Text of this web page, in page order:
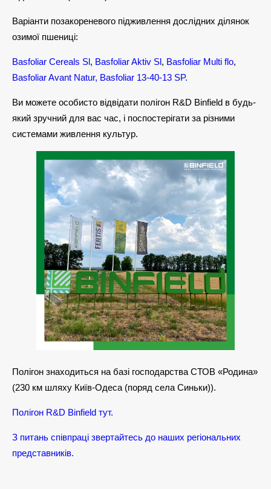
Варіанти позакореневого підживлення дослідних ділянок
озимої пшениці:
Basfoliar Cereals Sl, Basfoliar Aktiv Sl, Basfoliar Multi flo,
Basfoliar Avant Natur, Basfoliar 13-40-13 SP.
Ви можете особисто відвідати полігон R&D Binfield в будь-
який зручний для вас час, і поспостерігати за різними
системами живлення культур.
Полігон знаходиться на базі господарства СТОВ «Родина»
(230 км шляху Київ-Одеса (поряд села Синьки)).
Полігон R&D Binfield тут.
З питань співпраці звертайтесь до наших регіональних
представників.